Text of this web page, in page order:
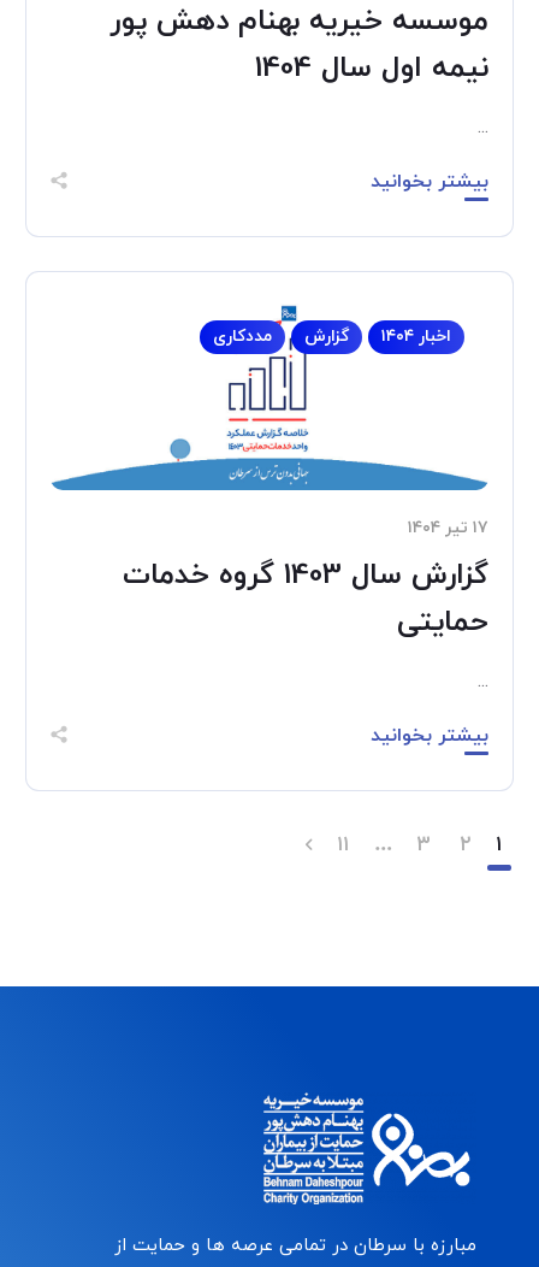
موسسه خیریه بهنام دهش پور
نیمه اول سال 1404
...
بیشتر بخوانید
اخبار ۱۴۰۴ گزارش مددکاری
۱۷ تیر ۱۴۰۴
گزارش سال 1403 گروه خدمات
حمایتی
...
بیشتر بخوانید
۱ ۲ ۳ … ۱۱
مبارزه با سرطان در تمامی عرصه ها و حمایت از